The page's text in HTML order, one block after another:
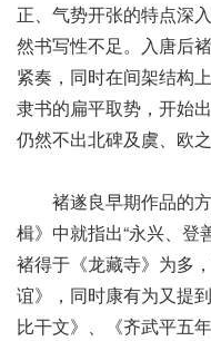
正、气势开张的特点深
然书写性不足。入唐后
紧奏，同时在间架结构
隶书的扁平取势，开始
仍然不出北碑及虞、欧
褚遂良早期作品的方
楫》中就指出“永兴、登
褚得于《龙藏寺》为多
谊》，同时康有为又提
比干文》、《齐武平五